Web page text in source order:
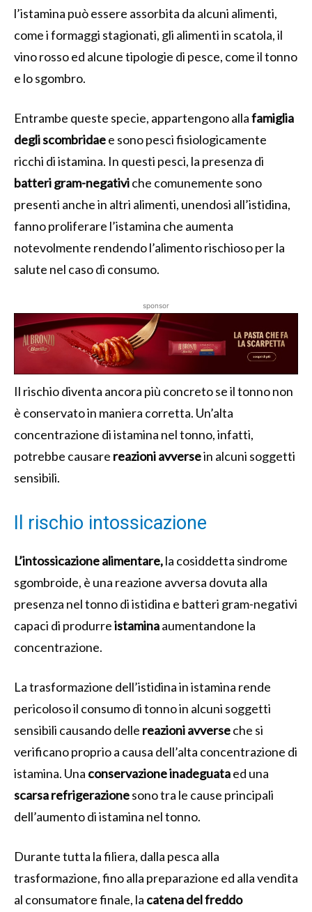
l’istamina può essere assorbita da alcuni alimenti,
come i formaggi stagionati, gli alimenti in scatola, il
vino rosso ed alcune tipologie di pesce, come il tonno
e lo sgombro.
Entrambe queste specie, appartengono allafamiglia
degli scombridaee sono pesci fisiologicamente
ricchi di istamina. In questi pesci, la presenza di
batteri gram-negativiche comunemente sono
presenti anche in altri alimenti, unendosi all’istidina,
fanno proliferare l’istamina che aumenta
notevolmente rendendo l’alimento rischioso per la
salute nel caso di consumo.
sponsor
Il rischio diventa ancora più concreto se il tonno non
è conservato in maniera corretta. Un’alta
concentrazione di istamina nel tonno, infatti,
potrebbe causare reazioni avversein alcuni soggetti
sensibili.
Il rischio intossicazione
L’intossicazione alimentare,la cosiddetta sindrome
sgombroide, è una reazione avversa dovuta alla
presenza nel tonno di istidina e batteri gram-negativi
capaci di produrreistaminaaumentandone la
concentrazione.
La trasformazione dell’istidina in istamina rende
pericoloso il consumo di tonno in alcuni soggetti
sensibili causando delle reazioni avverseche si
verificano proprio a causa dell’alta concentrazione di
istamina. Una conservazione inadeguataed una
scarsa refrigerazionesono tra le cause principali
dell’aumento di istamina nel tonno.
Durante tutta la filiera, dalla pesca alla
trasformazione, fino alla preparazione ed alla vendita
al consumatore finale, la catena del freddo